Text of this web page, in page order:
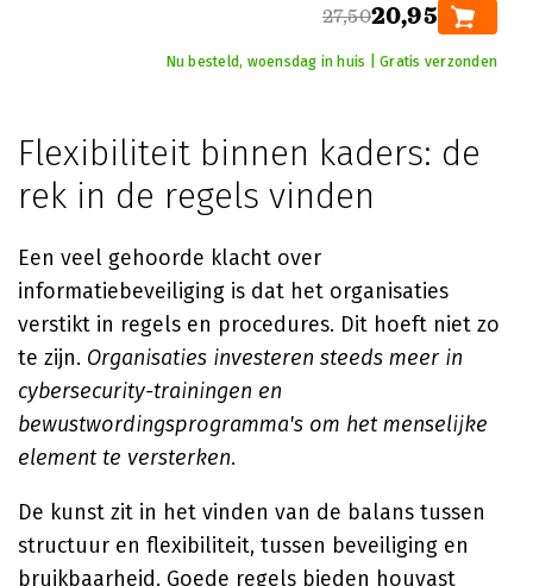
27,5020,95
Nu besteld, woensdag in huis | Gratis verzonden
Flexibiliteit binnen kaders: de
rek in de regels vinden
Een veel gehoorde klacht over
informatiebeveiliging is dat het organisaties
verstikt in regels en procedures. Dit hoeft niet zo
te zijn. Organisaties investeren steeds meer in
cybersecurity-trainingen en
bewustwordingsprogramma's om het menselijke
element te versterken.
De kunst zit in het vinden van de balans tussen
structuur en flexibiliteit, tussen beveiliging en
bruikbaarheid. Goede regels bieden houvast